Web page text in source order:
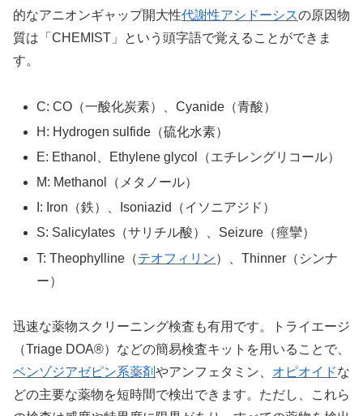
的なアニオンギャップ開大性代謝性アシドーシスの原因物
質は「CHEMIST」という頭字語で覚えることができま
す。
C: CO（一酸化炭素）、Cyanide（青酸）
H: Hydrogen sulfide（硫化水素）
E: Ethanol、Ethylene glycol（エチレングリコール）
M: Methanol（メタノール）
I: Iron（鉄）、Isoniazid（イソニアジド）
S: Salicylates（サリチル酸）、Seizure（痙攣）
T: Theophylline（テオフィリン）、Thinner（シンナ
ー）
迅速な薬物スクリーニング検査も有用です。トライエージ
（Triage DOA®）などの簡易検査キットを用いることで、
ベンゾジアゼピン系薬剤やアンフェタミン、 オピオイドな
どの主要な薬物を短時間で検出できます。ただし、これら